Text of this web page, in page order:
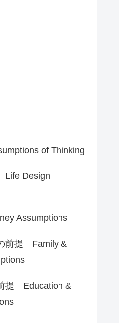
of Thinking
Design
Assumptions
前提 Family &
提 Education &